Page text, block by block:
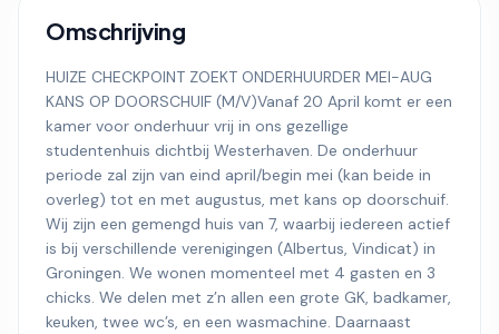
Omschrijving
HUIZE CHECKPOINT ZOEKT ONDERHUURDER MEI-AUG
KANS OP DOORSCHUIF (M/V)Vanaf 20 April komt er een
kamer voor onderhuur vrij in ons gezellige
studentenhuis dichtbij Westerhaven. De onderhuur
periode zal zijn van eind april/begin mei (kan beide in
overleg) tot en met augustus, met kans op doorschuif.
Wij zijn een gemengd huis van 7, waarbij iedereen actief
is bij verschillende verenigingen (Albertus, Vindicat) in
Groningen. We wonen momenteel met 4 gasten en 3
chicks. We delen met z’n allen een grote GK, badkamer,
keuken, twee wc’s, en een wasmachine. Daarnaast